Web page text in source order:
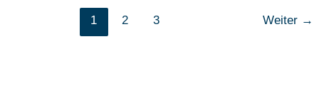
1 2 3 Weiter →